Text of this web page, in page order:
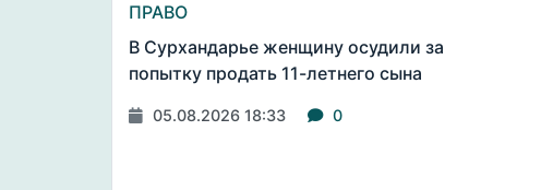
ПРАВО
В Сурхандарье женщину осудили за
попытку продать 11-летнего сына
05.08.2026 18:33 0